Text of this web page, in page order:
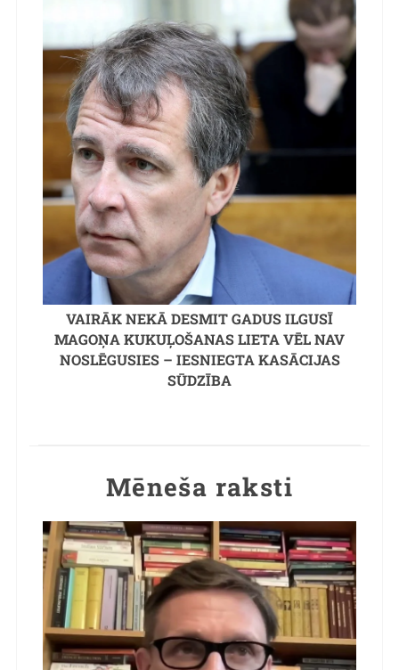
VAIRĀK NEKĀ DESMIT GADUS ILGUSĪ
MAGOŅA KUKUĻOŠANAS LIETA VĒL NAV
NOSLĒGUSIES – IESNIEGTA KASĀCIJAS
SŪDZĪBA
Mēneša raksti